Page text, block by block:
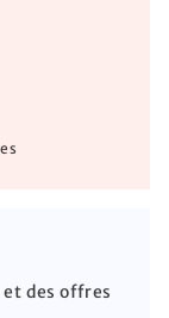
des offres